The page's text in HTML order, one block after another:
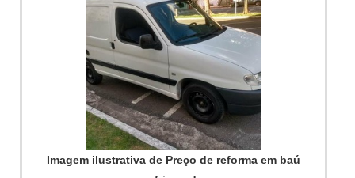
motivos para a Térmica Montagens ter se tornado
destaque quando pensamos em uma empresa que entrega
confiança e produtos de qualidade. Alguns desses motivos
são: Atendimento personalizado; Profissionais com vasta
experiência na área de atuação; Diversas opções de
pagamento disponíveis; Comprometimento com o
resultado final; Logística planejada para entregas em curto
prazo; Preço justo. GARANTIA E ASSERTIVIDADE NO
SEGMENTONa Térmica Montagens existe o que há de
Imagem ilustrativa de Preço de reforma em baú